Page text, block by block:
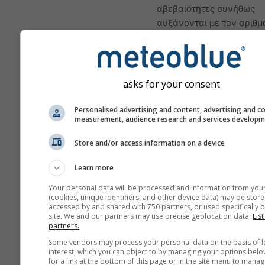
αβεβαιότητες συνήθως
αυξάνονται με τον
Η πρόγνωση
μοντέλα «ensemble».
Διεξάγονται αρκετές
αρχικές παραμέτρους
εκτιμηθεί πιο ακριβώς η
προβλεψιμότητα της
Περισσότερα
δεδομένα
asks for your consent
Personalised advertising and content, advertising and
measurement, audience research and services
Store and/or access information on a device
Learn more
Your personal data will be processed and information from
(cookies, unique identifiers, and other device data) may be
accessed by and shared with 750 partners, or used specifically
site. We and our partners may use precise geolocation data.
partners.
Some vendors may process your personal data on the basis of
interest, which you can object to by managing your options
for a link at the bottom of this page or in the site menu to